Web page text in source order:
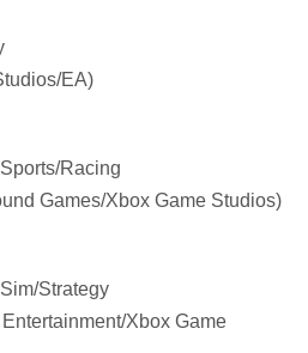
EA)
Racing
Games/Xbox Game Studios)
Strategy
Xbox Game